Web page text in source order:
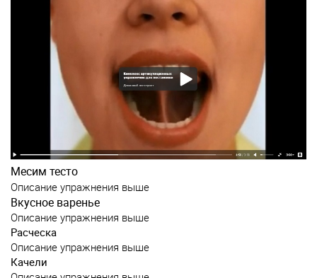
Месим тесто
Описание упражнения выше
Вкусное варенье
Описание упражнения выше
Расческа
Описание упражнения выше
Качели